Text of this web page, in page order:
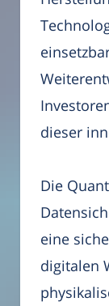
dieser
Die
eine
digitalen